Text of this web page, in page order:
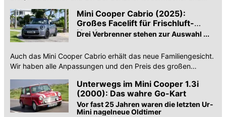
Mini Cooper Cabrio (2025):
Großes Facelift für Frischluft-
Hatch
Drei Verbrenner stehen zur Auswahl ...
Auch das Mini Cooper Cabrio erhält das neue Familiengesicht.
Wir haben alle Anpassungen und den Preis des großen
Unterwegs im Mini Cooper 1.3i
(2000): Das wahre Go-Kart
Vor fast 25 Jahren waren die letzten Ur-
Mini nagelneue Oldtimer